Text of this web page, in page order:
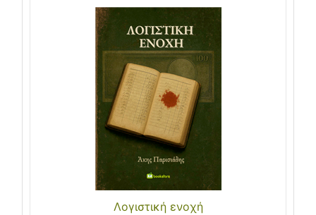
Λογιστική ενοχή